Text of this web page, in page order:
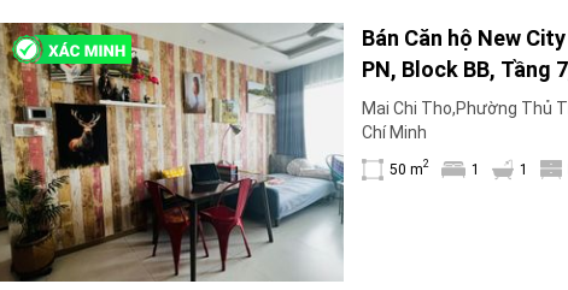
Bán Căn hộ New
PN, Block BB, Tầng
thất.
Mai Chi Tho,Phường Thủ
Chí Minh
50 m2 1 1